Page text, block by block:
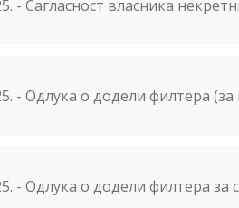
- Сагласност власника
- Одлука о додели филтера (за
- Одлука о додели филтера за